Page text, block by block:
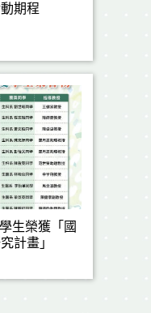
期程
生榮獲「國
計畫」